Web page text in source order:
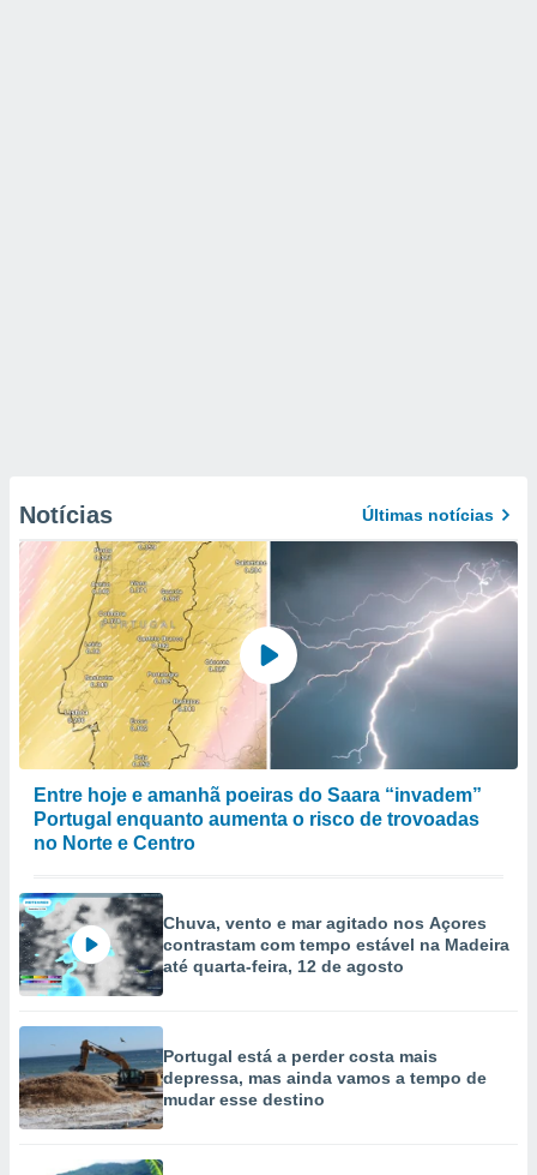
Notícias Últimas notícias
Entre hoje e amanhã poeiras do Saara “invadem”
Portugal enquanto aumenta o risco de trovoadas
no Norte e Centro
Chuva, vento e mar agitado nos Açores
contrastam com tempo estável na Madeira
até quarta-feira, 12 de agosto
Portugal está a perder costa mais
depressa, mas ainda vamos a tempo de
mudar esse destino